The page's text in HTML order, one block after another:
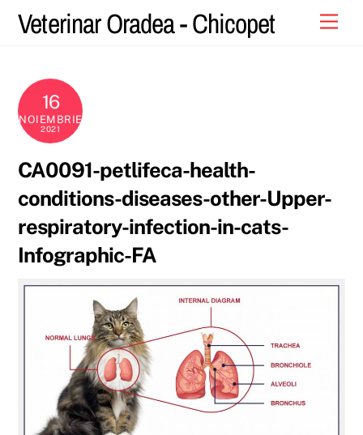
Veterinar Oradea - Chicopet
16
NOIEMBRIE
2021
CA0091-petlifeca-health-
conditions-diseases-other-Upper-
respiratory-infection-in-cats-
Infographic-FA